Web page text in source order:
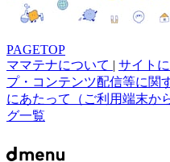
PAGETOP
ママテナについて | サイト
プ・コンテンツ配信等に関
にあたって（ご利用端末か
グ一覧